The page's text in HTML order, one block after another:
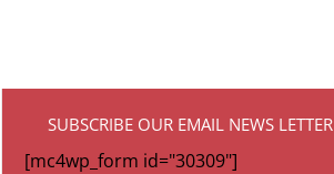
SUBSCRIBE OUR EMAIL NEWS LETTER
[mc4wp_form id="30309"]